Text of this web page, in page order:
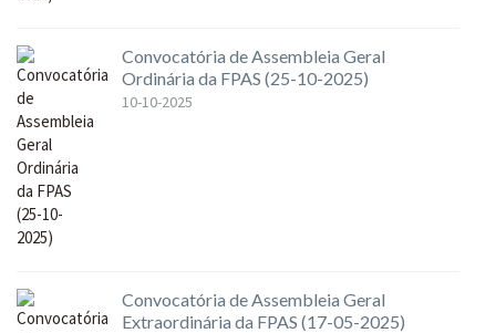
Convocatória de Assembleia Geral
Ordinária da FPAS (25-10-2025)
10-10-2025
Convocatória de Assembleia Geral
Extraordinária da FPAS (17-05-2025)